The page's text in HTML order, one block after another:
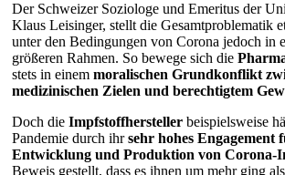
Der Schweizer Soziologe und Emeritus der
Klaus Leisinger, stellt die Gesamtproblematik
unter den Bedingungen von Corona jedoch in
größeren Rahmen. So bewege sich die
stets in einem moralischen Grundkonflikt
medizinischen Zielen und berechtigtem
Doch die Impfstoffhersteller beispielsweise
Pandemie durch ihrsehr hohes Engagement
Entwicklung und Produktion von Corona-
Beweis gestellt, dass es ihnen um mehr ging